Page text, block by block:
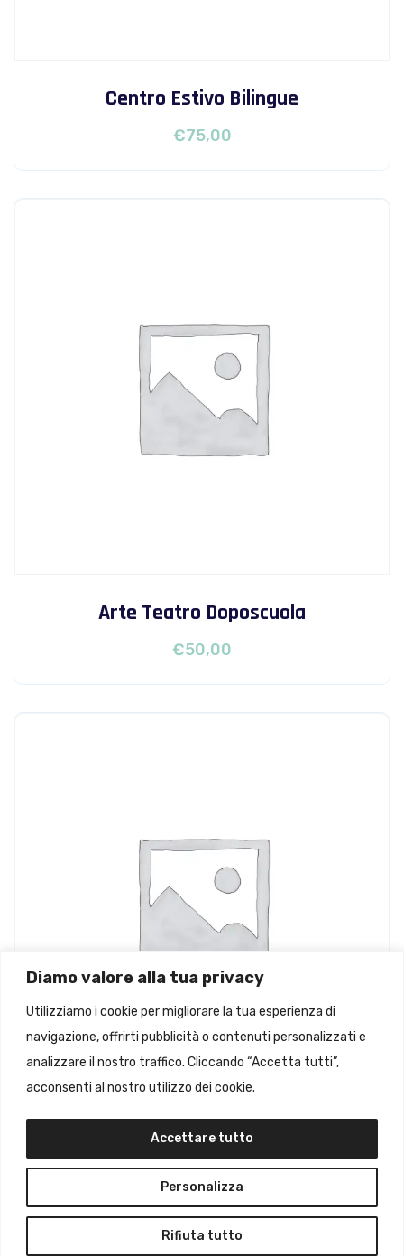
Diamo valore alla tua privacy
Utilizziamo i cookie per migliorare la tua esperienza di
navigazione, offrirti pubblicità o contenuti personalizzati e
analizzare il nostro traffico. Cliccando “Accetta tutti”,
acconsenti al nostro utilizzo dei cookie.
Personalizza
Rifiuta tutto
Accettare tutto
Centro Estivo Bilingue
€75,00
Arte Teatro Doposcuola
€50,00
Doposcuola Medie
€50,00